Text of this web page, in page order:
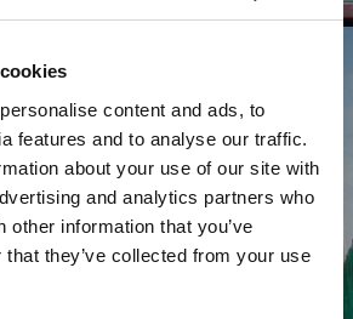
content and ads, to
features and to analyse our traffic.
about your use of our site with
and analytics partners who
other information that you’ve
they’ve collected from your use